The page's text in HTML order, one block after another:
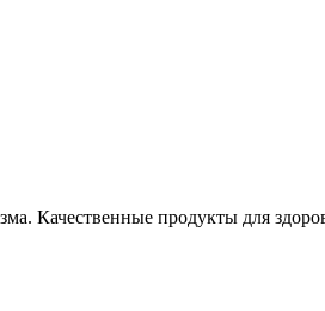
Качественные продукты для